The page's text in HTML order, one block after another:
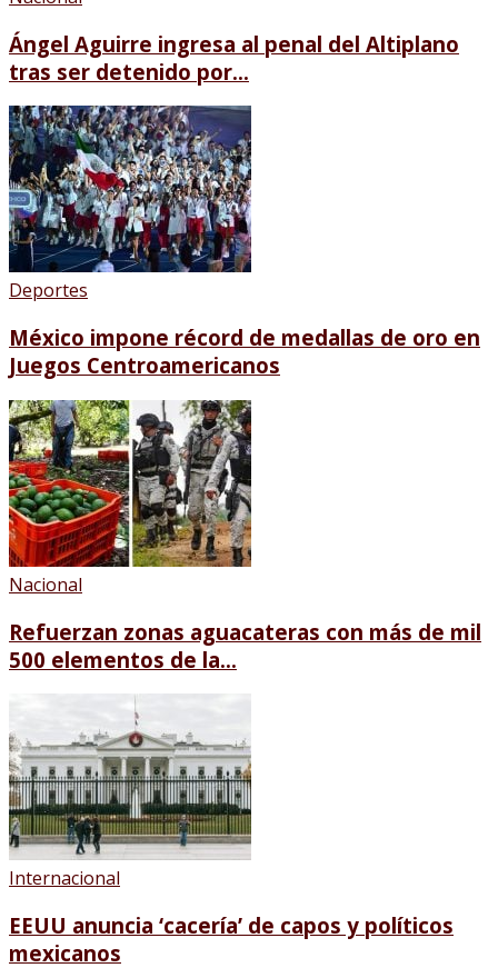
Ángel Aguirre ingresa al penal del Altiplano
tras ser detenido por...
Deportes
México impone récord de medallas de oro en
Juegos Centroamericanos
Nacional
Refuerzan zonas aguacateras con más de mil
500 elementos de la...
Internacional
EEUU anuncia ‘cacería’ de capos y políticos
mexicanos